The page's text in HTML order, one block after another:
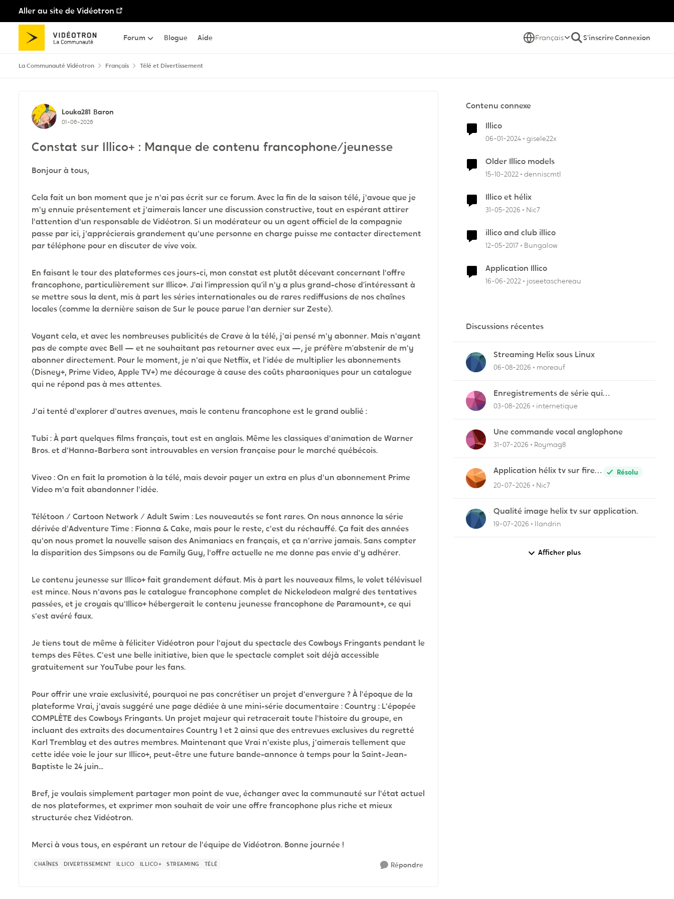
Aller au site de Vidéotron
Passer au contenu
Forum Blogue Aide Français S'inscrireConnexion
La Communauté Vidéotron Français Télé et Divertissement
Discussion de forum
Louka281 Baron
01-06-2026
Constat sur Illico+ : Manque de contenu francophone/jeunesse
Bonjour à tous,
Cela fait un bon moment que je n'ai pas écrit sur ce forum. Avec la fin de la saison télé, j'avoue que je
m'y ennuie présentement et j'aimerais lancer une discussion constructive, tout en espérant attirer
l'attention d'un responsable de Vidéotron. Si un modérateur ou un agent officiel de la compagnie
passe par ici, j'apprécierais grandement qu'une personne en charge puisse me contacter directement
par téléphone pour en discuter de vive voix.
En faisant le tour des plateformes ces jours-ci, mon constat est plutôt décevant concernant l'offre
francophone, particulièrement sur Illico+. J’ai l’impression qu’il n'y a plus grand-chose d’intéressant à
se mettre sous la dent, mis à part les séries internationales ou de rares rediffusions de nos chaînes
locales (comme la dernière saison de Sur le pouce parue l'an dernier sur Zeste).
Voyant cela, et avec les nombreuses publicités de Crave à la télé, j'ai pensé m'y abonner. Mais n'ayant
pas de compte avec Bell — et ne souhaitant pas retourner avec eux —, je préfère m’abstenir de m'y
abonner directement. Pour le moment, je n'ai que Netflix, et l'idée de multiplier les abonnements
(Disney+, Prime Video, Apple TV+) me décourage à cause des coûts pharaoniques pour un catalogue
qui ne répond pas à mes attentes.
J'ai tenté d'explorer d'autres avenues, mais le contenu francophone est le grand oublié :
Tubi : À part quelques films français, tout est en anglais. Même les classiques d'animation de Warner
Bros. et d'Hanna-Barbera sont introuvables en version française pour le marché québécois.
Viveo : On en fait la promotion à la télé, mais devoir payer un extra en plus d'un abonnement Prime
Video m'a fait abandonner l'idée.
Télétoon / Cartoon Network / Adult Swim : Les nouveautés se font rares. On nous annonce la série
dérivée d'Adventure Time : Fionna & Cake, mais pour le reste, c'est du réchauffé. Ça fait des années
qu'on nous promet la nouvelle saison des Animaniacs en français, et ça n'arrive jamais. Sans compter
la disparition des Simpsons ou de Family Guy, l'offre actuelle ne me donne pas envie d'y adhérer.
Le contenu jeunesse sur Illico+ fait grandement défaut. Mis à part les nouveaux films, le volet télévisuel
est mince. Nous n'avons pas le catalogue francophone complet de Nickelodeon malgré des tentatives
passées, et je croyais qu'Illico+ hébergerait le contenu jeunesse francophone de Paramount+, ce qui
s'est avéré faux.
Je tiens tout de même à féliciter Vidéotron pour l'ajout du spectacle des Cowboys Fringants pendant le
temps des Fêtes. C'est une belle initiative, bien que le spectacle complet soit déjà accessible
gratuitement sur YouTube pour les fans.
Pour offrir une vraie exclusivité, pourquoi ne pas concrétiser un projet d'envergure ? À l'époque de la
plateforme Vrai, j'avais suggéré une page dédiée à une mini-série documentaire : Country : L'épopée
COMPLÈTE des Cowboys Fringants. Un projet majeur qui retracerait toute l'histoire du groupe, en
incluant des extraits des documentaires Country 1 et 2 ainsi que des entrevues exclusives du regretté
Karl Tremblay et des autres membres. Maintenant que Vrai n'existe plus, j'aimerais tellement que
cette idée voie le jour sur Illico+, peut-être une future bande-annonce à temps pour la Saint-Jean-
Baptiste le 24 juin...
Bref, je voulais simplement partager mon point de vue, échanger avec la communauté sur l'état actuel
de nos plateformes, et exprimer mon souhait de voir une offre francophone plus riche et mieux
structurée chez Vidéotron.
Merci à vous tous, en espérant un retour de l'équipe de Vidéotron. Bonne journée !
CHAÎNES DIVERTISSEMENT ILLICO ILLICO+ STREAMING TÉLÉ Répondre
Contenu connexe
Illico
06-01-2024 gisele22x
Older Illico models
15-10-2022 denniscmtl
Illico et hélix
31-05-2026 Nic7
illico and club illico
12-05-2017 Bungalow
Application Illico
16-06-2022 joseetaschereau
Discussions récentes
Streaming Helix sous Linux
06-08-2026 moreauf
Enregistrements de série qui
cafouillent
03-08-2026 internetique
Une commande vocal anglophone
31-07-2026 Roymag8
Application hélix tv sur fire
stick
Résolu
20-07-2026
Nic7
Qualité image helix tv sur application.
19-07-2026 llandrin
Afficher plus